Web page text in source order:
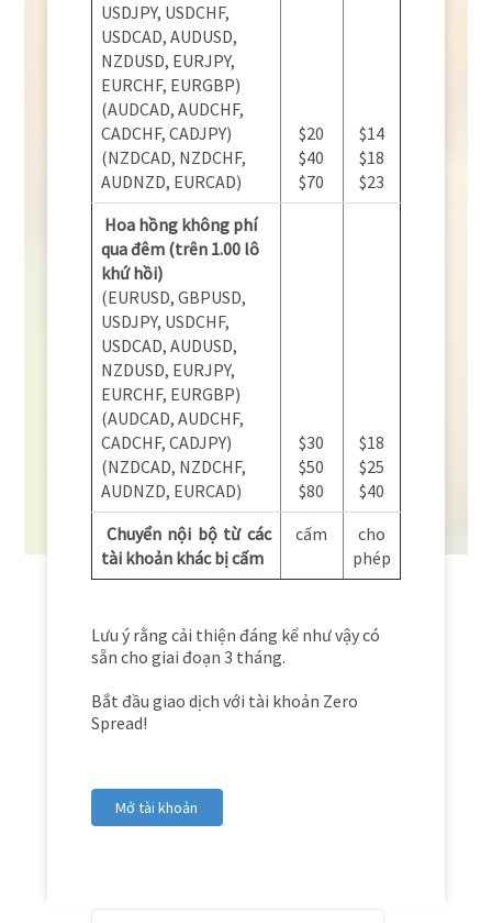
USDJPY, USDCHF,
USDCAD, AUDUSD,
NZDUSD, EURJPY,
EURCHF, EURGBP)
(AUDCAD, AUDCHF,
CADCHF, CADJPY)
(NZDCAD, NZDCHF,
AUDNZD, EURCAD)
$20
$40
$70
$14
$18
$23
Hoa hồng không phí
qua đêm (trên 1.00 lô
khứ hồi)
(EURUSD, GBPUSD,
USDJPY, USDCHF,
USDCAD, AUDUSD,
NZDUSD, EURJPY,
EURCHF, EURGBP)
(AUDCAD, AUDCHF,
CADCHF, CADJPY)
(NZDCAD, NZDCHF,
AUDNZD, EURCAD)
$30
$50
$80
$18
$25
$40
Chuyển nội bộ từ các
tài khoản khác bị cấm
cấm
cho
phép
Lưu ý rằng cải thiện đáng kể như vậy có
sẵn cho giai đoạn 3 tháng.
Bắt đầu giao dịch với tài khoản Zero
Spread!
Mở tài khoản